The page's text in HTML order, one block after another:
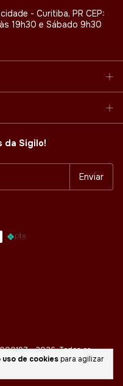
uso de cookies para agilizar
- Curitiba, PR CEP:
19h30 e Sábado 9h30
da Sigilo!
- 2026. Todos os